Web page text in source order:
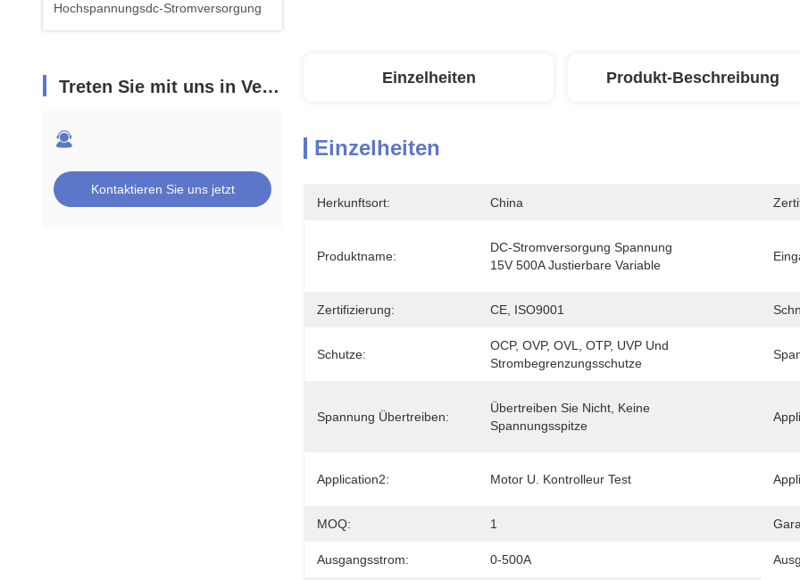
Hochspannungsdc-Stromversorgung
Treten Sie mit uns in Verbindung
Kontaktieren Sie uns jetzt
Einzelheiten Produkt-Beschreibung
Einzelheiten
Herkunftsort: China
Produktname:
DC-Stromversorgung Spannung
15V 500A Justierbare Variable
Zertifizierung: CE, ISO9001
Schutze:
OCP, OVP, OVL, OTP, UVP Und
Strombegrenzungsschutze
Spannung Übertreiben:
Übertreiben Sie Nicht, Keine
Spannungsspitze
Application2: Motor U. Kontrolleur Test
MOQ: 1
Ausgangsstrom: 0-500A